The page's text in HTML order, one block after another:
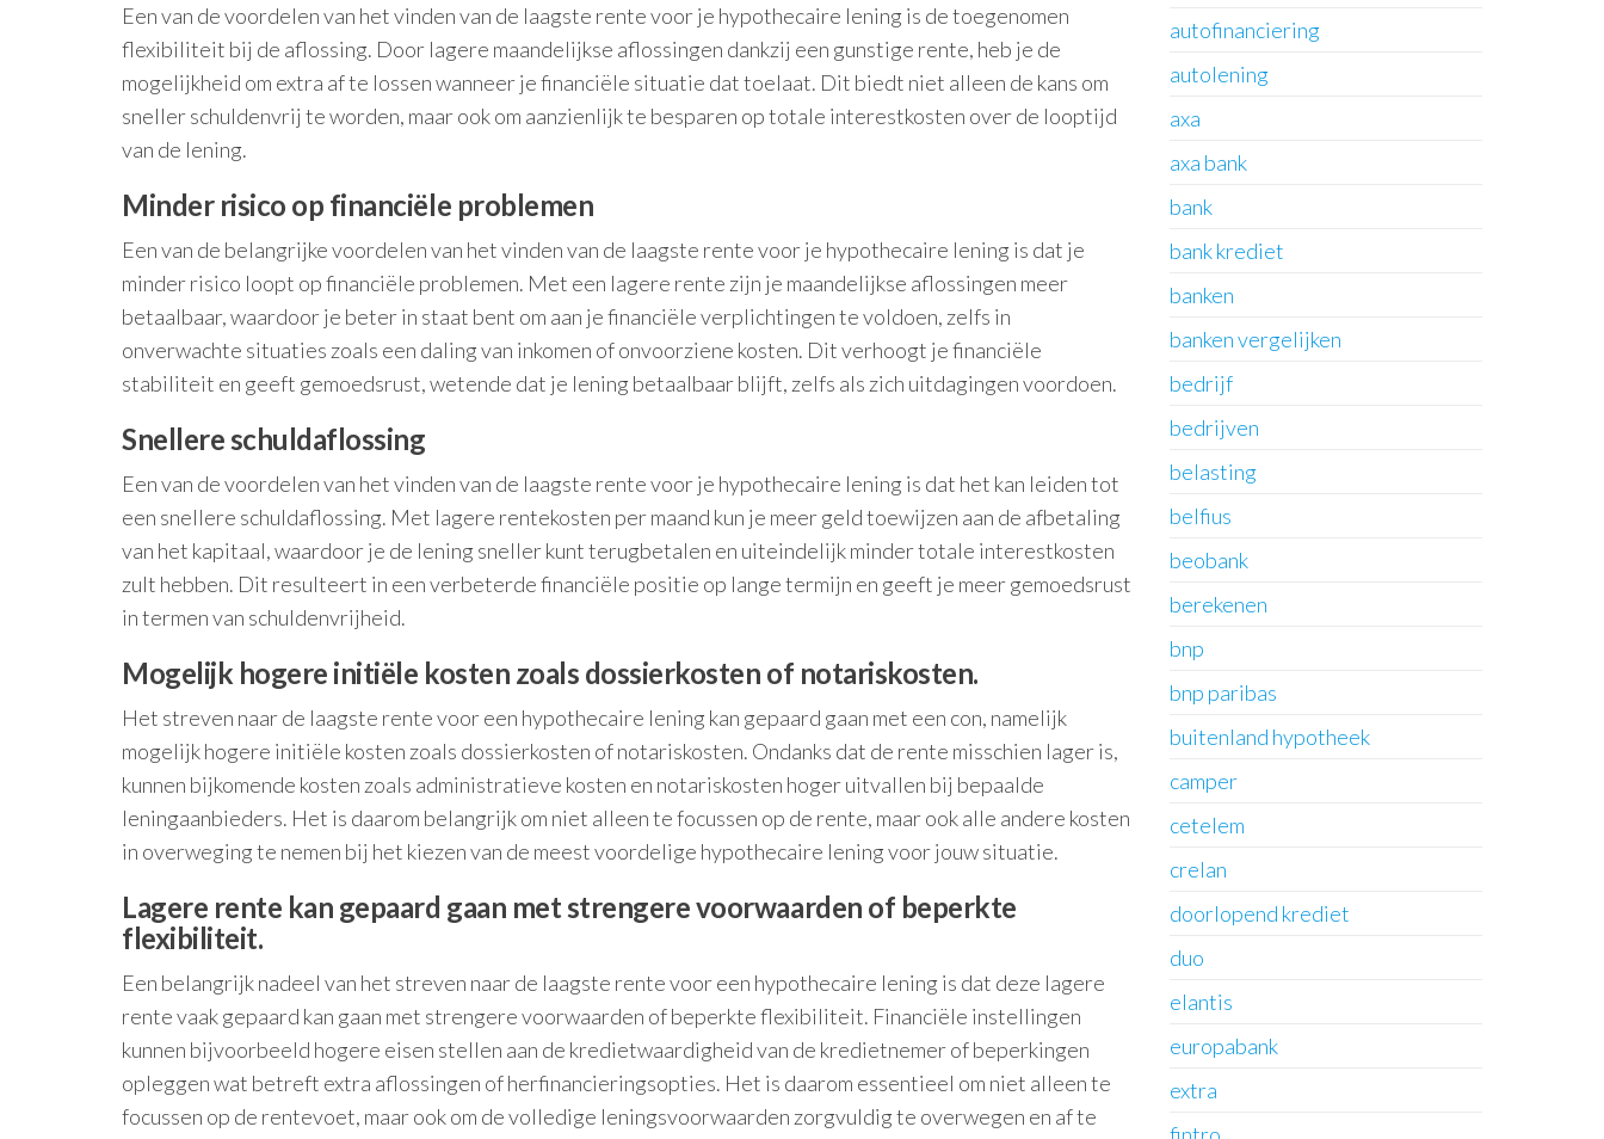
Een van de voordelen van het vinden van de laagste rente voor je hypothecaire lening is de toegenomen
flexibiliteit bij de aflossing. Door lagere maandelijkse aflossingen dankzij een gunstige rente, heb je de
mogelijkheid om extra af te lossen wanneer je financiële situatie dat toelaat. Dit biedt niet alleen de kans om
sneller schuldenvrij te worden, maar ook om aanzienlijk te besparen op totale interestkosten over de looptijd
van de lening.
Minder risico op financiële problemen
Een van de belangrijke voordelen van het vinden van de laagste rente voor je hypothecaire lening is dat je
minder risico loopt op financiële problemen. Met een lagere rente zijn je maandelijkse aflossingen meer
betaalbaar, waardoor je beter in staat bent om aan je financiële verplichtingen te voldoen, zelfs in
onverwachte situaties zoals een daling van inkomen of onvoorziene kosten. Dit verhoogt je financiële
stabiliteit en geeft gemoedsrust, wetende dat je lening betaalbaar blijft, zelfs als zich uitdagingen voordoen.
Snellere schuldaflossing
Een van de voordelen van het vinden van de laagste rente voor je hypothecaire lening is dat het kan leiden tot
een snellere schuldaflossing. Met lagere rentekosten per maand kun je meer geld toewijzen aan de afbetaling
van het kapitaal, waardoor je de lening sneller kunt terugbetalen en uiteindelijk minder totale interestkosten
zult hebben. Dit resulteert in een verbeterde financiële positie op lange termijn en geeft je meer gemoedsrust
in termen van schuldenvrijheid.
Mogelijk hogere initiële kosten zoals dossierkosten of notariskosten.
Het streven naar de laagste rente voor een hypothecaire lening kan gepaard gaan met een con, namelijk
mogelijk hogere initiële kosten zoals dossierkosten of notariskosten. Ondanks dat de rente misschien lager is,
kunnen bijkomende kosten zoals administratieve kosten en notariskosten hoger uitvallen bij bepaalde
leningaanbieders. Het is daarom belangrijk om niet alleen te focussen op de rente, maar ook alle andere kosten
in overweging te nemen bij het kiezen van de meest voordelige hypothecaire lening voor jouw situatie.
Lagere rente kan gepaard gaan met strengere voorwaarden of beperkte
flexibiliteit.
Een belangrijk nadeel van het streven naar de laagste rente voor een hypothecaire lening is dat deze lagere
rente vaak gepaard kan gaan met strengere voorwaarden of beperkte flexibiliteit. Financiële instellingen
kunnen bijvoorbeeld hogere eisen stellen aan de kredietwaardigheid van de kredietnemer of beperkingen
opleggen wat betreft extra aflossingen of herfinancieringsopties. Het is daarom essentieel om niet alleen te
focussen op de rentevoet, maar ook om de volledige leningsvoorwaarden zorgvuldig te overwegen en af te
autofinanciering
autolening
axa
axa bank
bank
bank krediet
banken
banken vergelijken
bedrijf
bedrijven
belasting
belfius
beobank
berekenen
bnp
bnp paribas
buitenland hypotheek
camper
cetelem
crelan
doorlopend krediet
duo
elantis
europabank
extra